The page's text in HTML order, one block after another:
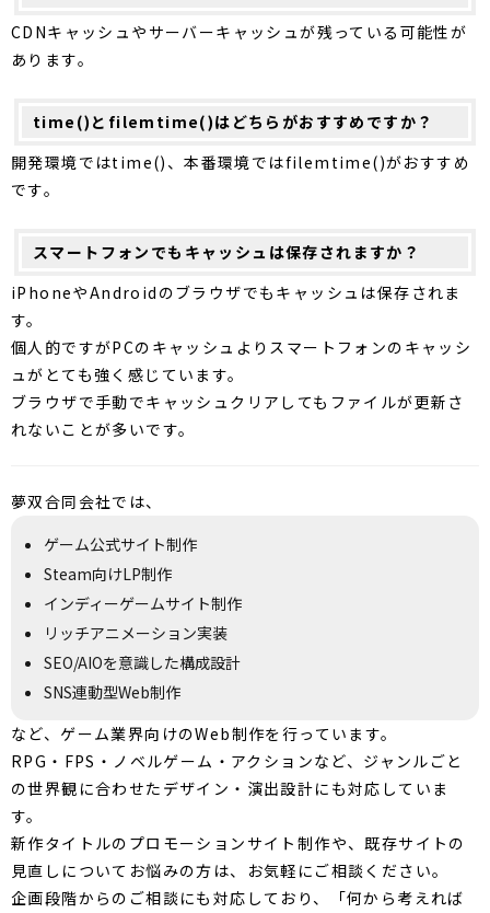
CDNキャッシュやサーバーキャッシュが残っている可能性が
あります。
time()とfilemtime()はどちらがおすすめですか？
開発環境ではtime()、本番環境ではfilemtime()がおすすめ
です。
スマートフォンでもキャッシュは保存されますか？
iPhoneやAndroidのブラウザでもキャッシュは保存されま
す。
個人的ですがPCのキャッシュよりスマートフォンのキャッシ
ュがとても強く感じています。
ブラウザで手動でキャッシュクリアしてもファイルが更新さ
れないことが多いです。
夢双合同会社では、
ゲーム公式サイト制作
Steam向けLP制作
インディーゲームサイト制作
リッチアニメーション実装
SEO/AIOを意識した構成設計
SNS連動型Web制作
など、ゲーム業界向けのWeb制作を行っています。
RPG・FPS・ノベルゲーム・アクションなど、ジャンルごと
の世界観に合わせたデザイン・演出設計にも対応していま
す。
新作タイトルのプロモーションサイト制作や、既存サイトの
見直しについてお悩みの方は、お気軽にご相談ください。
企画段階からのご相談にも対応しており、「何から考えれば